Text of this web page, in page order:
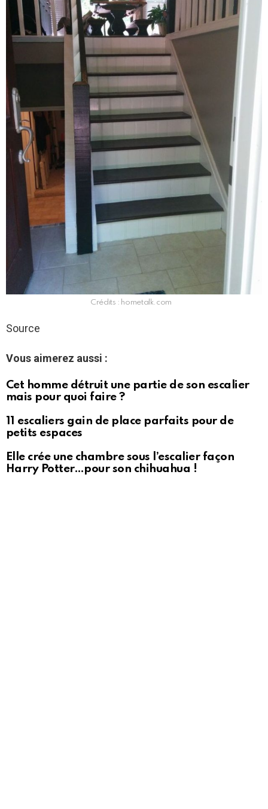
Crédits : hometalk.com
Source
Vous aimerez aussi :
Cet homme détruit une partie de son escalier
mais pour quoi faire ?
11 escaliers gain de place parfaits pour de
petits espaces
Elle crée une chambre sous l’escalier façon
Harry Potter…pour son chihuahua !